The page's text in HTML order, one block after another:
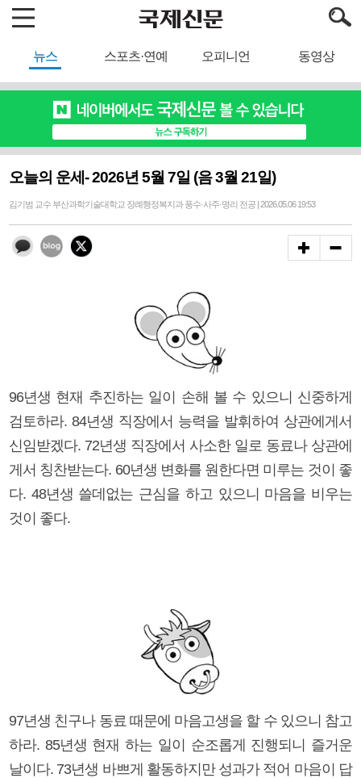
뉴스 스포츠·연예 오피니언 동영상
오늘의 운세- 2026년 5월 7일 (음 3월 21일)
김기범 교수 부산과학기술대학교 장례행정복지과 풍수·사주·명리 전공 | 2026.05.06 19:53
96년생 현재 추진하는 일이 손해 볼 수 있으니 신중하게
검토하라. 84년생 직장에서 능력을 발휘하여 상관에게서
신임받겠다. 72년생 직장에서 사소한 일로 동료나 상관에
게서 칭찬받는다. 60년생 변화를 원한다면 미루는 것이 좋
다. 48년생 쓸데없는 근심을 하고 있으니 마음을 비우는
것이 좋다.
97년생 친구나 동료 때문에 마음고생을 할 수 있으니 참고
하라. 85년생 현재 하는 일이 순조롭게 진행되니 즐거운
날이다. 73년생 바쁘게 활동하지만 성과가 적어 마음이 답